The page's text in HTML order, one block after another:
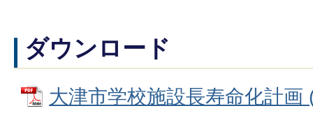
ダウンロード
大津市学校施設長寿命化計画